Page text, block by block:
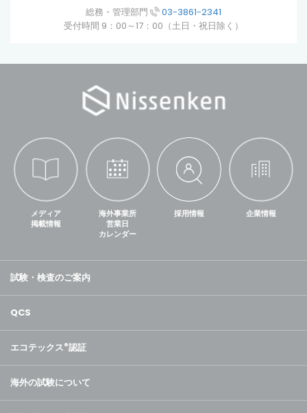
総務・管理部門
03-3861-2341
受付時間 9：00～17：00（土日・祝日除く）
メディア
掲載情報
海外事業所
営業日
カレンダー
採用情報 企業情報
試験・検査のご案内
QCS
エコテックス®認証
海外の試験について